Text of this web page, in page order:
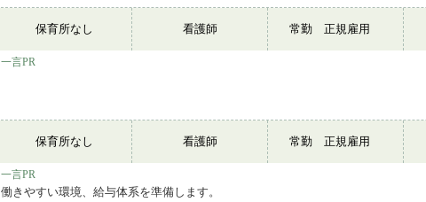
保育所なし 看護師 常勤 正規雇用
一言PR
保育所なし 看護師 常勤 正規雇用
一言PR
働きやすい環境、給与体系を準備します。